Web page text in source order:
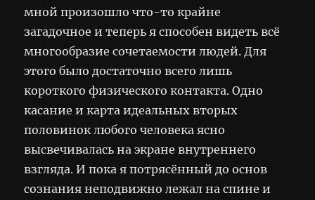
мной произошло что-то крайне
загадочное и теперь я способен видеть всё
многообразие сочетаемости людей. Для
этого было достаточно всего лишь
короткого физического контакта. Одно
касание и карта идеальных вторых
половинок любого человека ясно
высвечивалась на экране внутреннего
взгляда. И пока я потрясённый до основ
сознания неподвижно лежал на спине и